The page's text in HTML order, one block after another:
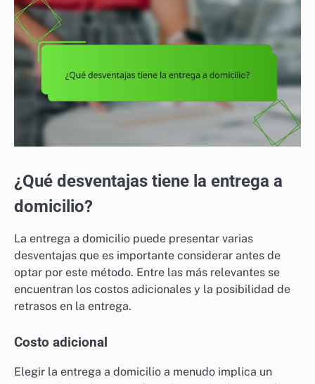
¿Qué desventajas tiene la entrega a
domicilio?
La entrega a domicilio puede presentar varias
desventajas que es importante considerar antes de
optar por este método. Entre las más relevantes se
encuentran los costos adicionales y la posibilidad de
retrasos en la entrega.
Costo adicional
Elegir la entrega a domicilio a menudo implica un